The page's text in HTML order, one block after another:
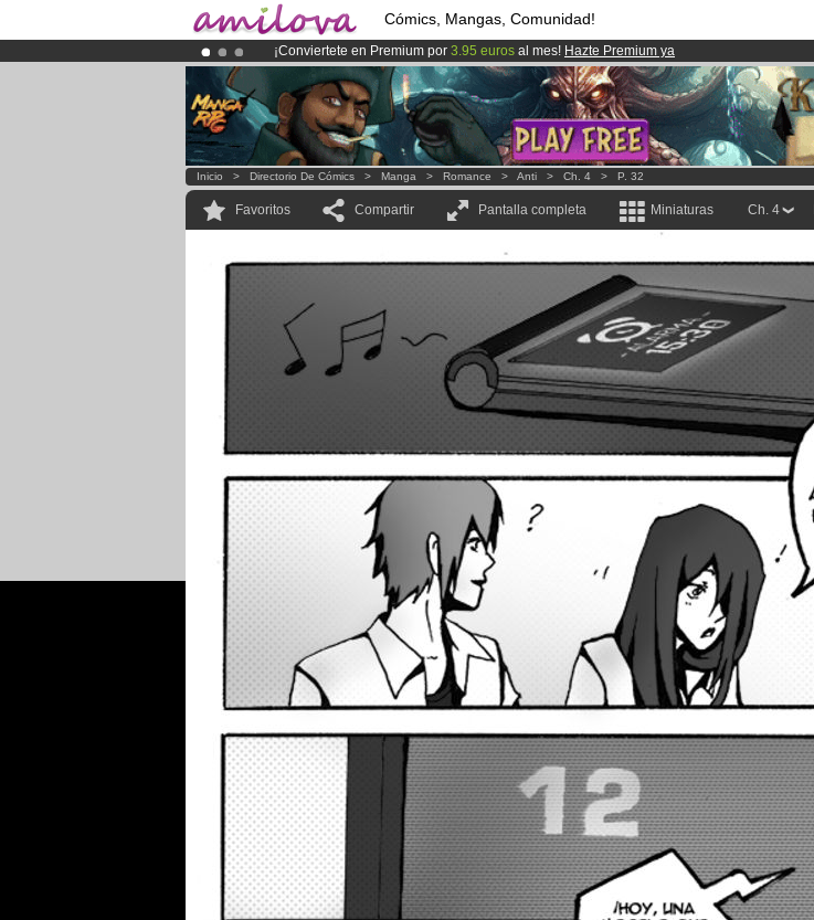
Cómics, Mangas, Comunidad!
¡Conviertete en Premium por 3.95 euros al mes! Hazte Premium ya
¡El Kickstarter Amilova está desormado lanzado!.
¡Ya tenemos 134393miembrosy 1208 Cómics y Mangas!.
Inicio > Directorio De Cómics > Manga > Romance > Anti > Ch. 4 > P. 32
Favoritos Compartir Pantalla completa Miniaturas Ch. 4